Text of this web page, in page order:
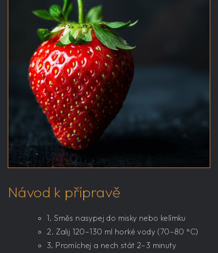
Návod k přípravě
1. Směs nasypej do misky nebo kelímku
2. Zalij 120–130 ml horké vody (70–80 °C)
3. Promíchej a nech stát 2–3 minuty